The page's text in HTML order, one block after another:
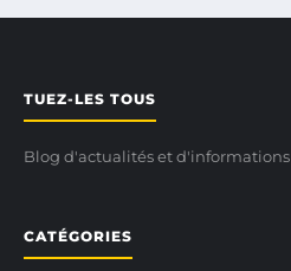
TUEZ-LES TOUS
Blog d'actualités et d'informations
CATÉGORIES